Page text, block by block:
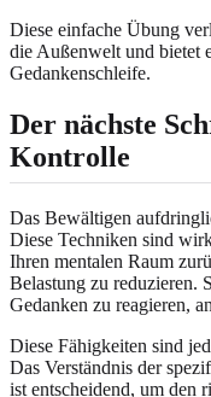
Diese einfache Übung
die Außenwelt und bietet
Gedankenschleife.
Der nächste
Kontrolle
Das Bewältigen
Diese Techniken sind
Ihren mentalen Raum
Belastung zu reduzieren.
Gedanken zu reagieren,
Diese Fähigkeiten sind
Das Verständnis der
ist entscheidend, um den